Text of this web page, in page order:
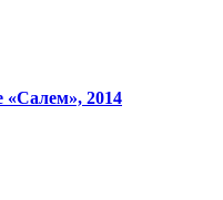
«Салем», 2014